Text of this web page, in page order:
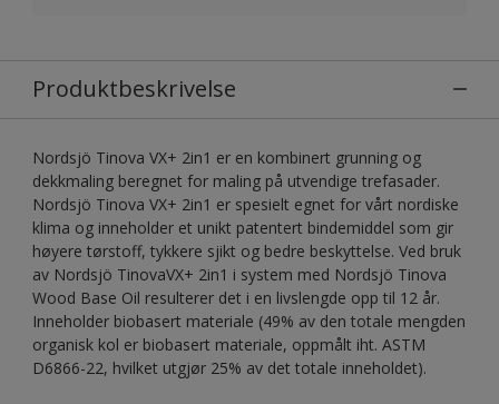
Produktbeskrivelse
Nordsjö Tinova VX+ 2in1 er en kombinert grunning og
dekkmaling beregnet for maling på utvendige trefasader.
Nordsjö Tinova VX+ 2in1 er spesielt egnet for vårt nordiske
klima og inneholder et unikt patentert bindemiddel som gir
høyere tørstoff, tykkere sjikt og bedre beskyttelse. Ved bruk
av Nordsjö TinovaVX+ 2in1 i system med Nordsjö Tinova
Wood Base Oil resulterer det i en livslengde opp til 12 år.
Inneholder biobasert materiale (49% av den totale mengden
organisk kol er biobasert materiale, oppmålt iht. ASTM
D6866-22, hvilket utgjør 25% av det totale inneholdet).